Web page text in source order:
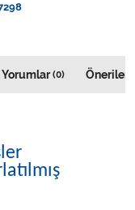
Yorumlar(0)